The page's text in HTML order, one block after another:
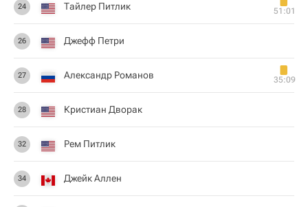
24 Тайлер Питлик 51:01
26 Джефф Петри
27 Александр Романов 35:09
28 Кристиан Дворак
32 Рем Питлик
34 Джейк Аллен